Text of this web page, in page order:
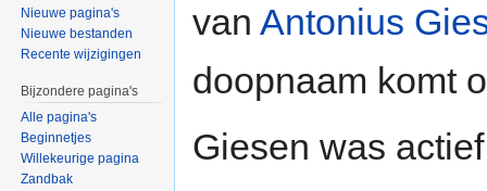
van Antonius
doopnaam komt
Giesen was
Nieuwe pagina's
Nieuwe bestanden
Recente wijzigingen
Bijzondere pagina's
Alle pagina's
Beginnetjes
Willekeurige pagina
Zandbak